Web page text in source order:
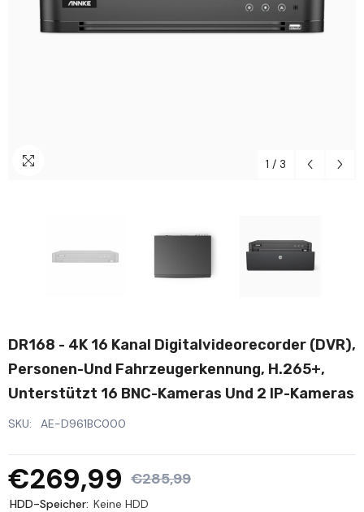
1 / 3
DR168 - 4K 16 Kanal Digitalvideorecorder (DVR),
Personen-Und Fahrzeugerkennung, H.265+,
Unterstützt 16 BNC-Kameras Und 2 IP-Kameras
SKU: AE-D961BC000
€269,99 €285,99
HDD-Speicher: Keine HDD